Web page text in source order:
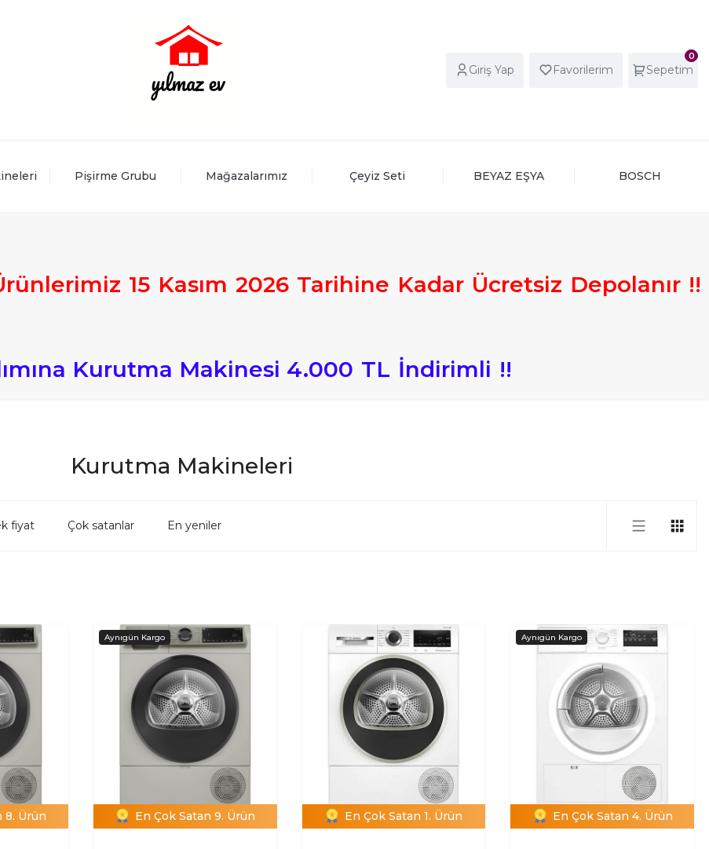
Giriş Yap Favorilerim
0
Sepetim
Pişirme Grubu Mağazalarımız Çeyiz Seti BEYAZ EŞYA BOSCH
15 Kasım 2026 Tarihine Kadar Ücretsiz Depolanır !!
Kurutma Makinesi 4.000 TL İndirimli !!
Kurutma Makineleri
fiyat Çok satanlar En yeniler
8. Ürün En Çok Satan 9. Ürün En Çok Satan 1. Ürün En Çok Satan 4. Ürün